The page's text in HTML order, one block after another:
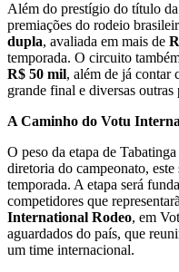
Além do prestígio do título
premiações do rodeio
dupla, avaliada em mais de
temporada. O circuito
R$ 50 mil, além de já contar
grande final e diversas
A Caminho do Votu
O peso da etapa de
diretoria do campeonato, este
temporada. A etapa será
competidores que
International Rodeo, em
aguardados do país, que
um time internacional.